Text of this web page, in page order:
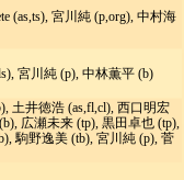
(as,ts), 宮川純 (p,org), 中村海
宮川純 (p), 中林薫平 (b)
土井徳浩 (as,fl,cl), 西口明宏
広瀬未来 (tp), 黒田卓也 (tp),
駒野逸美 (tb), 宮川純 (p), 菅